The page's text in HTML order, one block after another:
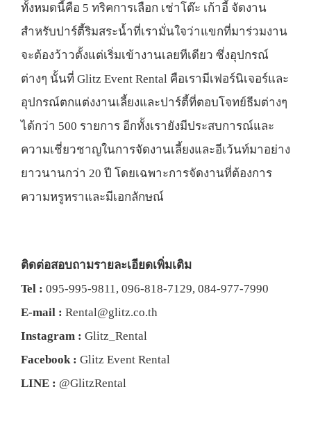
ทั้งหมดนี้คือ 5 ทริคการเลือก เช่าโต๊ะ เก้าอี้ จัดงาน
สำหรับปาร์ตี้ริมสระน้ำที่เรามั่นใจว่าแขกที่มาร่วมงาน
จะต้องว้าวตั้งแต่เริ่มเข้างานเลยทีเดียว ซึ่งอุปกรณ์
ต่างๆ นั้นที่ Glitz Event Rental คือเรามีเฟอร์นิเจอร์และ
อุปกรณ์ตกแต่งงานเลี้ยงและปาร์ตี้ที่ตอบโจทย์ธีมต่างๆ
ได้กว่า 500 รายการ อีกทั้งเรายังมีประสบการณ์และ
ความเชี่ยวชาญในการจัดงานเลี้ยงและอีเว้นท์มาอย่าง
ยาวนานกว่า 20 ปี โดยเฉพาะการจัดงานที่ต้องการ
ความหรูหราและมีเอกลักษณ์
ติดต่อสอบถามรายละเอียดเพิ่มเติม
Tel : 095-995-9811 , 096-818-7129, 084-977-7990
E-mail : Rental@glitz.co.th
Instagram : Glitz_Rental
Facebook : Glitz Event Rental
LINE : @GlitzRental